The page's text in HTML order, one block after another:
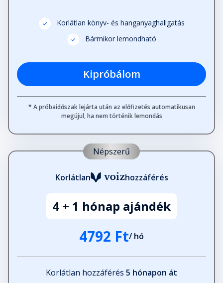
Korlátlan könyv- és hanganyaghallgatás
Bármikor lemondható
Kipróbálom
* A próbaidőszak lejárta után az előfizetés automatikusan
megújul, ha nem történik lemondás
Népszerű
Korlátlan hozzáférés
4 + 1 hónap ajándék
4792 Ft/ hó
Korlátlan hozzáférés 5 hónapon át